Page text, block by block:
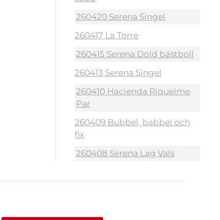
260420 Serena Singel
260417 La Torre
260415 Serena Dold bästboll
260413 Serena Singel
260410 Hacienda Riquelme
Par
260409 Bubbel, babbel och
fix
260408 Serena Lag Vals